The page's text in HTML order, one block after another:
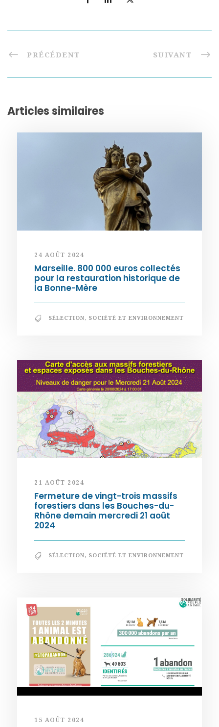
PRÉCÉDENT SUIVANT
Articles similaires
24 AOÛT 2024
Marseille. 800 000 euros collectés
pour la restauration historique de
la Bonne-Mère
SÉLECTION, SOCIÉTÉ ET ENVIRONNEMENT
21 AOÛT 2024
Fermeture de vingt-trois massifs
forestiers dans les Bouches-du-
Rhône demain mercredi 21 août
2024
SÉLECTION, SOCIÉTÉ ET ENVIRONNEMENT
15 AOÛT 2024